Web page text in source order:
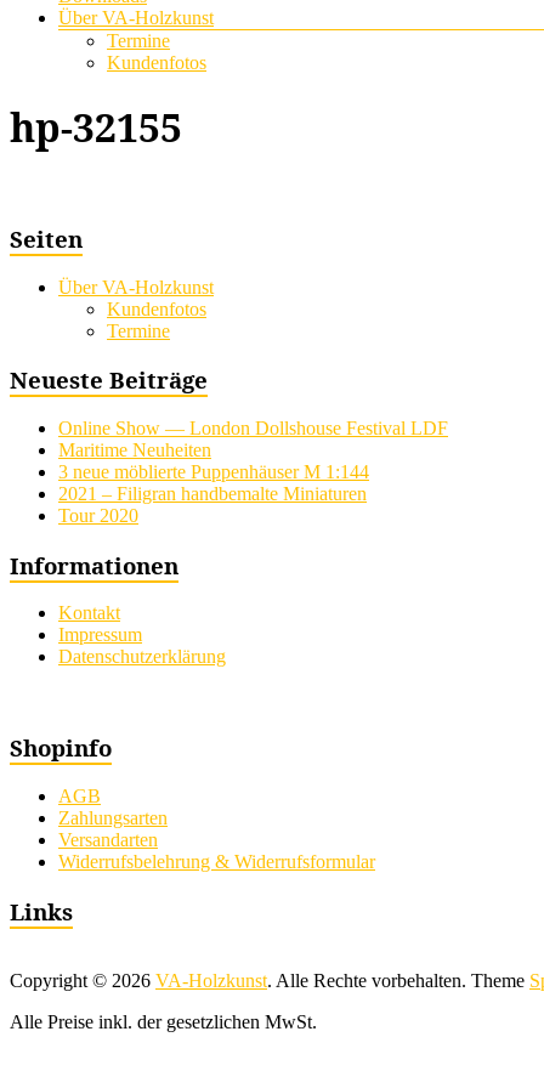
Über VA-Holzkunst
Termine
Kundenfotos
hp-32155
Seiten
Über VA-Holzkunst
Kundenfotos
Termine
Neueste Beiträge
Online Show — London Dollshouse Festival LDF
Maritime Neuheiten
3 neue möblierte Puppenhäuser M 1:144
2021 – Filigran handbemalte Miniaturen
Tour 2020
Informationen
Kontakt
Impressum
Datenschutzerklärung
Shopinfo
AGB
Zahlungsarten
Versandarten
Widerrufsbelehrung & Widerrufsformular
Links
Copyright © 2026 VA-Holzkunst. Alle Rechte vorbehalten. Theme
Alle Preise inkl. der gesetzlichen MwSt.